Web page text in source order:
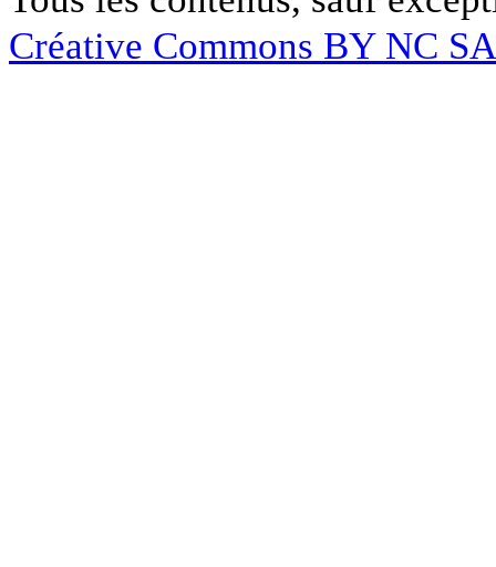
Créative Commons BY NC SA